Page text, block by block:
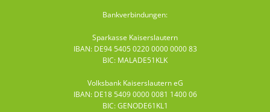
Bankverbindungen:
Sparkasse Kaiserslautern
IBAN: DE94 5405 0220 0000 0000 83
BIC: MALADE51KLK
Volksbank Kaiserslautern eG
IBAN: DE18 5409 0000 0081 1400 06
BIC: GENODE61KL1